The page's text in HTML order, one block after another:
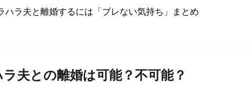
ハラ夫と離婚するには「ブレない気持ち」まとめ
夫との離婚は可能？不可能？